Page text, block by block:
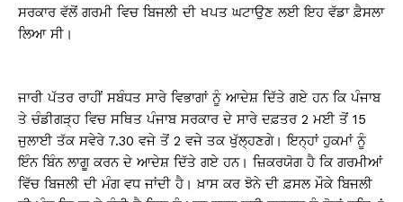
ਸਰਕਾਰ ਵੱਲੋਂ ਗਰਮੀ ਵਿਚ ਬਿਜਲੀ ਦੀ ਖਪਤ ਘਟਾਉਣ ਲਈ ਇਹ ਵੱਡਾ ਫ਼ੈਸਲਾ
ਲਿਆ ਸੀ।
ਜਾਰੀ ਪੱਤਰ ਰਾਹੀਂ ਸਬੰਧਤ ਸਾਰੇ ਵਿਭਾਗਾਂ ਨੂੰ ਆਦੇਸ਼ ਦਿੱਤੇ ਗਏ ਹਨ ਕਿ ਪੰਜਾਬ
ਤੇ ਚੰਡੀਗੜ੍ਹ ਵਿਚ ਸਥਿਤ ਪੰਜਾਬ ਸਰਕਾਰ ਦੇ ਸਾਰੇ ਦਫ਼ਤਰ 2 ਮਈ ਤੋਂ 15
ਜੁਲਾਈ ਤੱਕ ਸਵੇਰੇ 7.30 ਵਜੇ ਤੋਂ 2 ਵਜੇ ਤਕ ਖੁੱਲ੍ਹਣਗੇ। ਇਨ੍ਹਾਂ ਹੁਕਮਾਂ ਨੂੰ
ਇੰਨ ਬਿੰਨ ਲਾਗੂ ਕਰਨ ਦੇ ਆਦੇਸ਼ ਦਿੱਤੇ ਗਏ ਹਨ। ਜ਼ਿਕਰਯੋਗ ਹੈ ਕਿ ਗਰਮੀਆਂ
ਵਿੱਚ ਬਿਜਲੀ ਦੀ ਮੰਗ ਵਧ ਜਾਂਦੀ ਹੈ। ਖ਼ਾਸ ਕਰ ਝੋਨੇ ਦੀ ਫ਼ਸਲ ਮੌਕੇ ਬਿਜਲੀ